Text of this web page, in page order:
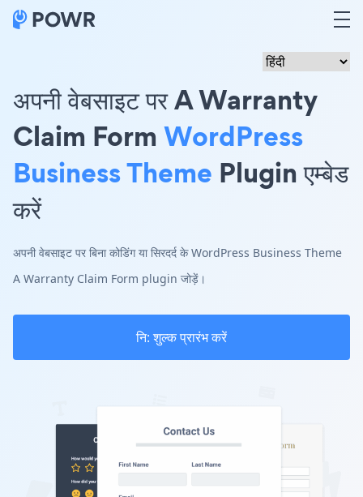
अपनी वेबसाइट पर A Warranty
Claim Form WordPress
Business Theme Plugin एम्बेड
करें
अपनी वेबसाइट पर बिना कोडिंग या सिरदर्द के WordPress Business Theme
A Warranty Claim Form plugin जोड़ें।
नि: शुल्क प्रारंभ करें